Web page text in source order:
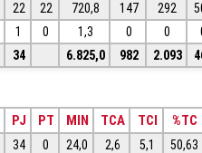
22 22 720,8 147 292
1 0 1,3 0 0
34 6.825,0 982 2.093
PJ PT MIN TCA TCI %TC
34 0 24,0 2,6 5,1
50,63